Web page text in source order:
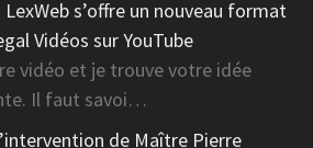
LexWeb s’offre un nouveau format
Vidéos sur YouTube
vidéo et je trouve votre idée
Il faut savoi…
de Maître Pierre